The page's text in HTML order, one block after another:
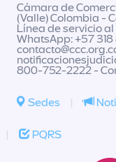
Cámara de
(Valle) Colombia -
Línea de servicio
WhatsApp: +57
800-752-2222 -
Sedes |
| PQRS